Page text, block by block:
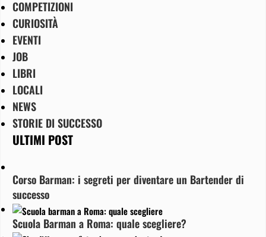
COMPETIZIONI
CURIOSITÀ
EVENTI
JOB
LIBRI
LOCALI
NEWS
STORIE DI SUCCESSO
ULTIMI POST
Corso Barman: i segreti per diventare un Bartender di
successo
Scuola Barman a Roma: quale scegliere?